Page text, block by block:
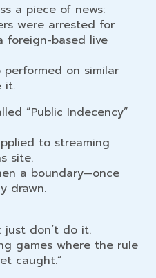
a piece of news:
were arrested for
foreign-based live
performed on similar
it.
“Public Indecency”
to streaming
site.
a boundary—once
drawn.
just don’t do it.
games where the rule
caught.”